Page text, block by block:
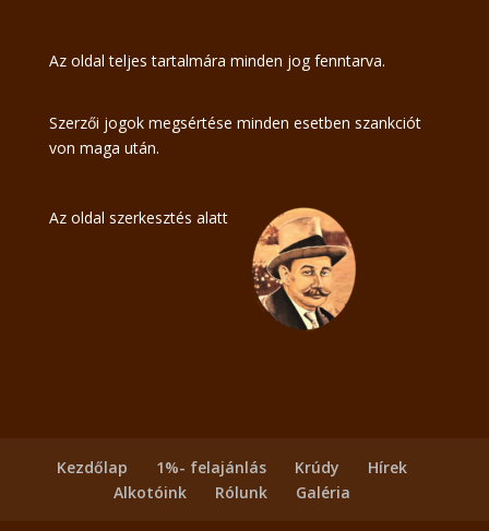
Az oldal teljes tartalmára minden jog fenntarva.
Szerzői jogok megsértése minden esetben szankciót
von maga után.
Az oldal szerkesztés alatt
Kezdőlap 1%- felajánlás Krúdy
Hírek
Alkotóink
Rólunk Galéria